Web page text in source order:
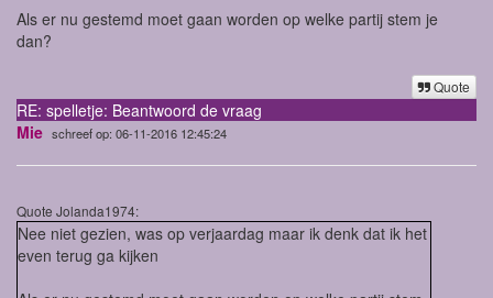
Als er nu gestemd moet gaan worden op welke partij stem je
dan?
Quote
RE: spelletje: Beantwoord de vraag
Mie schreef op: 06-11-2016 12:45:24
Quote Jolanda1974:
Nee niet gezien, was op verjaardag maar ik denk dat ik het
even terug ga kijken